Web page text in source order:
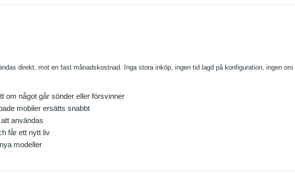
direkt, mot en fast månadskostnad. Inga stora inköp, ingen tid lagd på konfiguration, ingen oro
om något går sönder eller försvinner
mobiler ersätts snabbt
användas
får ett nytt liv
modeller